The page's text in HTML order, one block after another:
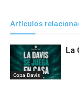
Artículos
Copa Davis
La